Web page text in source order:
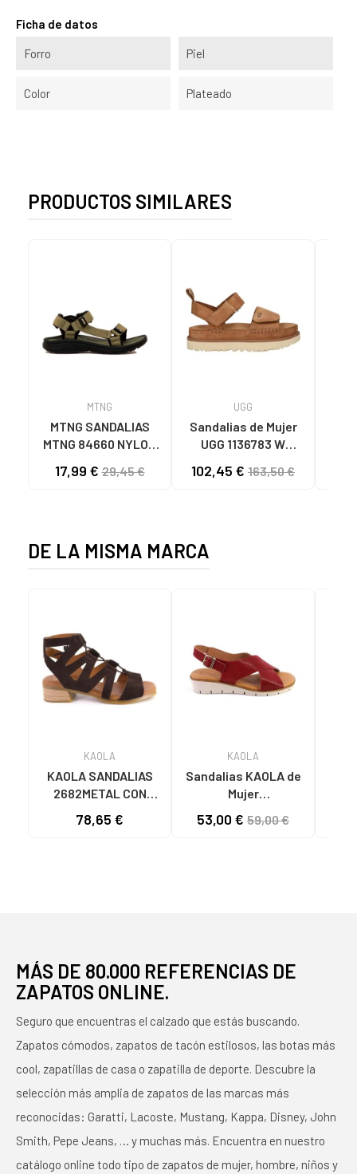
Ficha de datos
Forro Piel
Color Plateado
PRODUCTOS SIMILARES
MTNG
MTNG SANDALIAS
MTNG 84660 NYLON
C59785 - - NYLON
17,99 €29,45 €
UGG
Sandalias de Mujer
UGG 1136783 W
CHESTNUT
102,45 € 163,50 €
DE LA MISMA MARCA
KAOLA
KAOLA SANDALIAS
2682METAL CON
BLOQUE MARRON
78,65 €
KAOLA
Sandalias KAOLA de
Mujer
SANDALIAS DE MUJER
53,00 € 59,00 €
MÁS DE 80.000 REFERENCIAS DE
ZAPATOS ONLINE.
Seguro que encuentras el calzado que estás buscando.
Zapatos cómodos, zapatos de tacón estilosos, las botas más
cool, zapatillas de casa o zapatilla de deporte. Descubre la
selección más amplia de zapatos de las marcas más
reconocidas: Garatti, Lacoste, Mustang, Kappa, Disney, John
Smith, Pepe Jeans, … y muchas más. Encuentra en nuestro
catálogo online todo tipo de zapatos de mujer, hombre, niños y